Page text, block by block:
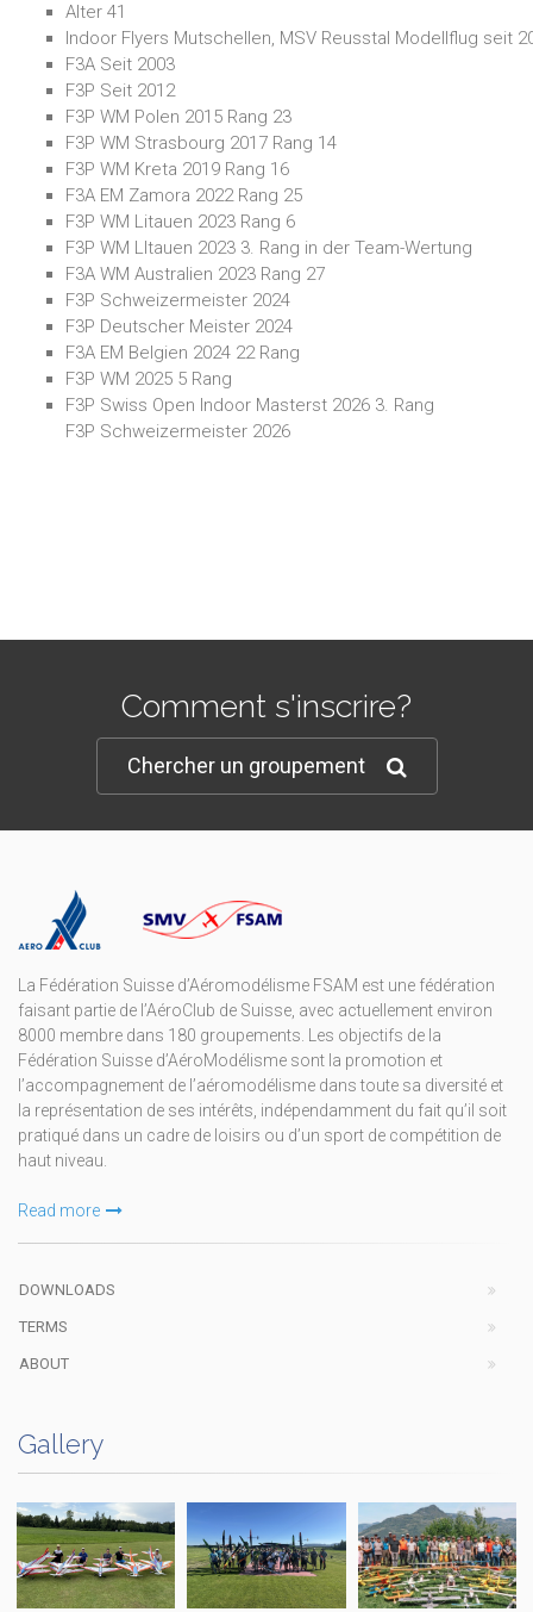
Alter 41
Indoor Flyers Mutschellen, MSV Reusstal Modellflug seit
F3A Seit 2003
F3P Seit 2012
F3P WM Polen 2015 Rang 23
F3P WM Strasbourg 2017 Rang 14
F3P WM Kreta 2019 Rang 16
F3A EM Zamora 2022 Rang 25
F3P WM Litauen 2023 Rang 6
F3P WM LItauen 2023 3. Rang in der Team-Wertung
F3A WM Australien 2023 Rang 27
F3P Schweizermeister 2024
F3P Deutscher Meister 2024
F3A EM Belgien 2024 22 Rang
F3P WM 2025 5 Rang
F3P Swiss Open Indoor Masterst 2026 3. Rang
F3P Schweizermeister 2026
Comment s'inscrire?
Chercher un groupement
La Fédération Suisse d’Aéromodélisme FSAM est une fédération
faisant partie de l’AéroClub de Suisse, avec actuellement environ
8000 membre dans 180 groupements. Les objectifs de la
Fédération Suisse d’AéroModélisme sont la promotion et
l’accompagnement de l’aéromodélisme dans toute sa diversité et
la représentation de ses intérêts, indépendamment du fait qu’il soit
pratiqué dans un cadre de loisirs ou d’un sport de compétition de
haut niveau.
Read more
DOWNLOADS
TERMS
ABOUT
Gallery